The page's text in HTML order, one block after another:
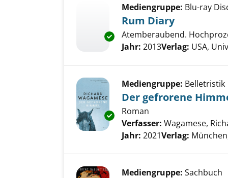
Exemplar-Details von Rum
Mediengruppe: Blu-ray
Rum Diary
Atemberaubend.
Suche nach diesem
Jahr: 2013Verlag: USA,
Exemplar-Details von Der
Mediengruppe: Belletristik
Der gefrorene
Roman
Verfasser: Wagamese,
Jahr: 2021Verlag:
Mediengruppe: Sachbuch